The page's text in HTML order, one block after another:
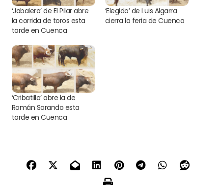
‘Jabalero’ de El Pilar abre
la corrida de toros esta
tarde en Cuenca
‘Elegido’ de Luis Algarra
cierra la feria de Cuenca
‘Cribatillo’ abre la de
Román Sorando esta
tarde en Cuenca